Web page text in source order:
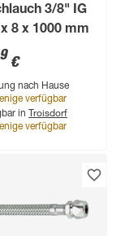
3/8" IG
8 x 1000 mm
€
nach Hause
verfügbar
in Troisdorf
verfügbar